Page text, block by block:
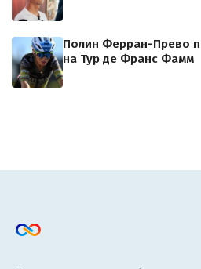
Полин Ферран-Прево
на Тур де Франс Фамм